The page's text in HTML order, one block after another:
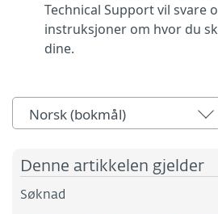
Technical Support vil svare
instruksjoner om hvor du
dine.
Norsk (bokmål)
Denne artikkelen gjelder
Søknad